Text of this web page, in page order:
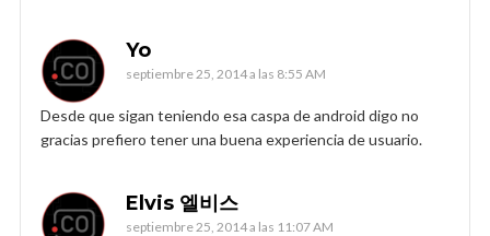
Yo
septiembre 25, 2014 a las 8:55 AM
Desde que sigan teniendo esa caspa de android digo no
gracias prefiero tener una buena experiencia de usuario.
Elvis 엘비스
septiembre 25, 2014 a las 11:07 AM